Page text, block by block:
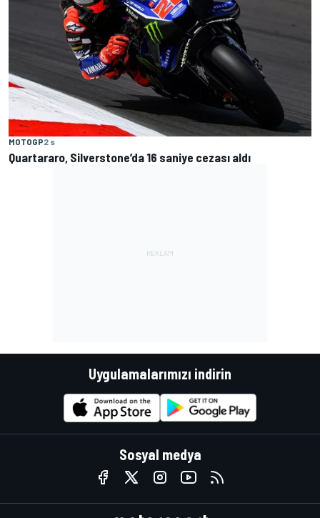
MOTOGP2 s
Quartararo, Silverstone’da 16 saniye cezası aldı
Uygulamalarımızı indirin
Sosyal medya